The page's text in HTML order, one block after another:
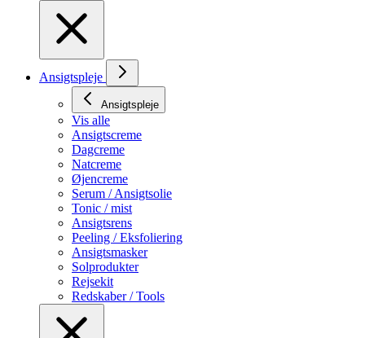
Ansigtspleje
Ansigtspleje
Vis alle
Ansigtscreme
Dagcreme
Natcreme
Øjencreme
Serum / Ansigtsolie
Tonic / mist
Ansigtsrens
Peeling / Eksfoliering
Ansigtsmasker
Solprodukter
Rejsekit
Redskaber / Tools